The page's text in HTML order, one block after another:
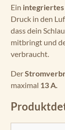
Ein
Druck in den
dass dein
mitbringt und
verbraucht.
Der
maximal 13 A.